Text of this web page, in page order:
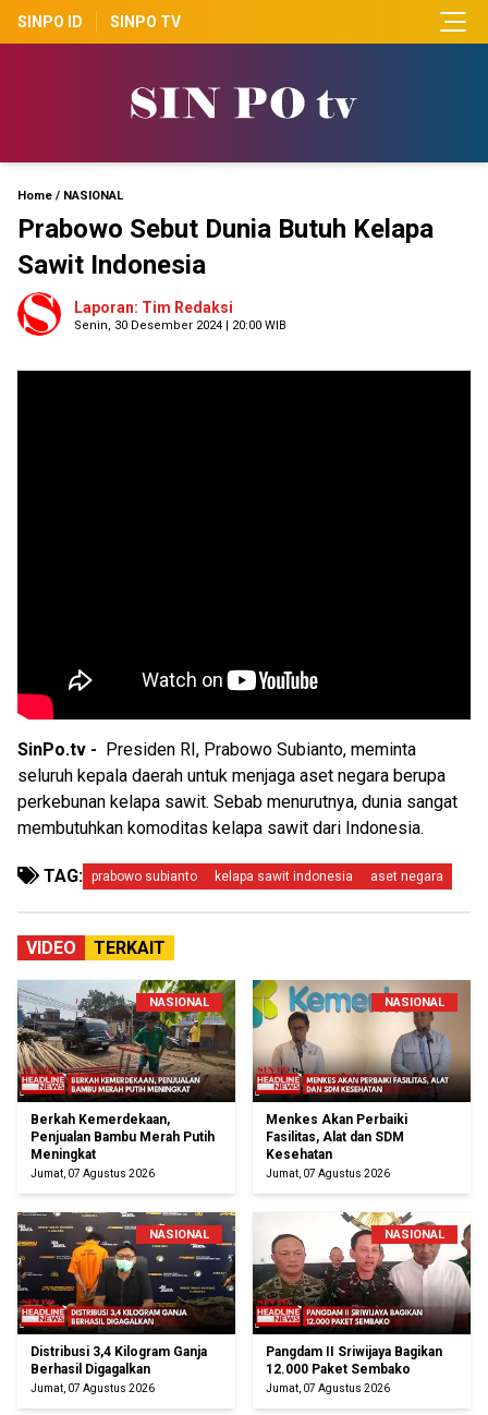
SINPO ID SINPO TV
Home / NASIONAL
Prabowo Sebut Dunia Butuh Kelapa
Sawit Indonesia
Laporan: Tim Redaksi
Senin, 30 Desember 2024 | 20:00 WIB
SinPo.tv -
Presiden RI, Prabowo Subianto, meminta
seluruh kepala daerah untuk menjaga aset negara berupa
perkebunan kelapa sawit. Sebab menurutnya, dunia sangat
membutuhkan komoditas kelapa sawit dari Indonesia.
TAG: prabowo subianto kelapa sawit indonesia aset negara
VIDEO TERKAIT
NASIONAL
Berkah Kemerdekaan,
Penjualan Bambu Merah Putih
Meningkat
Jumat, 07 Agustus 2026
NASIONAL
Menkes Akan Perbaiki
Fasilitas, Alat dan SDM
Kesehatan
Jumat, 07 Agustus 2026
NASIONAL
Distribusi 3,4 Kilogram Ganja
Berhasil Digagalkan
Jumat, 07 Agustus 2026
NASIONAL
Pangdam II Sriwijaya Bagikan
12.000 Paket Sembako
Jumat, 07 Agustus 2026